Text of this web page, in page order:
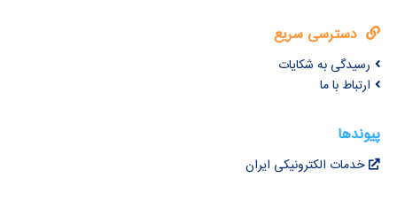
دسترسی سریع
رسیدگی به شکایات
ارتباط با ما
پیوندها
خدمات الکترونیکی ایران